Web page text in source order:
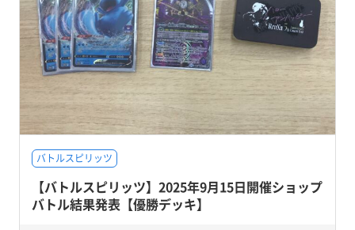
バトルスピリッツ
【バトルスピリッツ】2025年9月15日開催ショップ
バトル結果発表【優勝デッキ】